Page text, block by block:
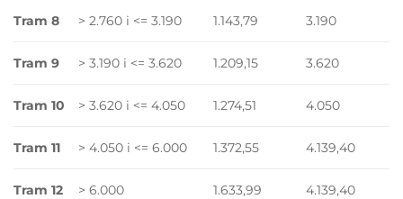
Tram 8 > 2.760 i <= 3.190 1.143,79 3.190
Tram 9 > 3.190 i <= 3.620 1.209,15 3.620
Tram 10 > 3.620 i <= 4.050 1.274,51 4.050
Tram 11 > 4.050 i <= 6.000 1.372,55 4.139,40
Tram 12 > 6.000 1.633,99 4.139,40